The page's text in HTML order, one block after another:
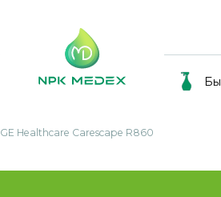
GE Healthcare Carescape R860